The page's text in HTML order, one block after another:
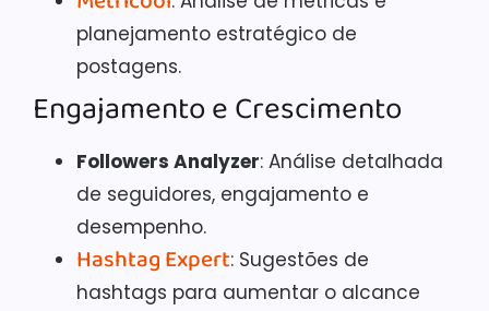
planejamento estratégico de
postagens.
Engajamento e Crescimento
Followers Analyzer: Análise detalhada
de seguidores, engajamento e
desempenho.
Hashtag Expert: Sugestões de
hashtags para aumentar o alcance